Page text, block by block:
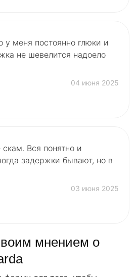
у меня постоянно глюки и
не шевелится надоело
04 июня 2025
Вся понятно и
задержки бывают, но в
03 июня 2025
мнением о